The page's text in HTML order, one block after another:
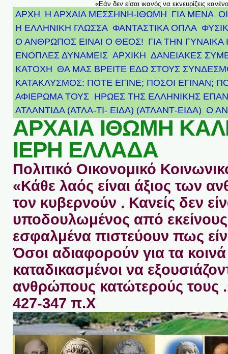
«Εάν δεν είσαι ικανός να εκνευρίζεις
ΑΡΧΗ Η ΑΡΧΑΙΑ ΜΕΣΣΗΝΗ-ΙΘΩΜΗ ΓΙΑ ΜΕΝΑ
Η ΕΛΛΗΝΙΚΗ ΓΛΩΣΣΑ ΦΑΝΤΑΣΤΙΚΑ ΟΠΛΑ
Ο ΑΝΘΡΩΠΟΣ ΕΙΝΑΙ Ο ΘΕΟΣ! ΓΙΑ ΤΗΝ ΓΥΝΑΙΚΑ
ΕΝΟΠΛΕΣ ΔΥΝΑΜΕΙΣ ΑΡΧΙΚΉ ΔΑΝΕΙΑΚΕΣ
ΚΑΤΟΧΗ ΘΑ ΜΑΣ ΒΡΕΙΤΕ ΕΔΩ ΣΤΟΥΣ
ΚΑΤΑΚΛΥΣΜΟΣ: ΠΟΤΕ ΕΓΙΝΕ; ΠΟΣΟΙ ΕΓΙΝΑΝ;
ΑΦΙΈΡΩΜΑ ΤΟΥΣ ΉΡΩΕΣ ΤΗΣ ΕΛΛΗΝΙΚΉΣ
ΑΤΛΑΝΤΊΔΑ (ΑΤΛΑ-ΤΙ- ΕΙΔΑ) (ΑΤΛΑΝΤ-ΕΙΔΑ) Ο
ΑΡΧΑΙΑ ΙΘΩΜΗ
ΙΕΡΗ ΕΛΛΑΔΑ
Πολιτικό Οικονομικό
«Κάθε λαός είναι άξιος των
τον κυβερνούν . Κανείς δεν
υποδουλωμένος από
εσφαλμένα πιστεύουν πως
Όσοι αδιαφορούν για τα κοινά
καταδικασμένοι να
ανθρώπους κατώτερούς τους
427-347 π.Χ